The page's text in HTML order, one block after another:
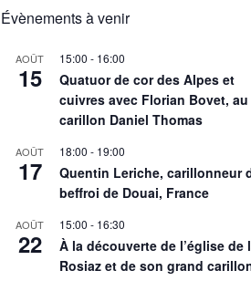
Évènements à venir
AOÛT
15
15:00 - 16:00
Quatuor de cor des Alpes et
cuivres avec Florian Bovet, au
carillon Daniel Thomas
AOÛT
17
18:00 - 19:00
Quentin Leriche, carillonneur
beffroi de Douai, France
AOÛT
22
15:00 - 16:30
À la découverte de l’église de
Rosiaz et de son grand